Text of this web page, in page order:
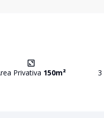
Privativa 150m² 3